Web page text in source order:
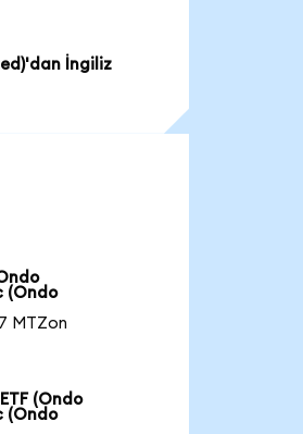
İngiliz
(Ondo
MTZon
(Ondo
(Ondo